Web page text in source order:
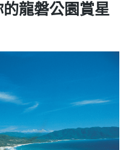
龍磐公園賞星